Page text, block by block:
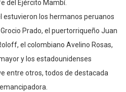
del Ejército Mambí.
estuvieron los hermanos peruanos
Prado, el puertorriqueño Juan
el colombiano Avelino Rosas,
y los estadounidenses
entre otros, todos de destacada